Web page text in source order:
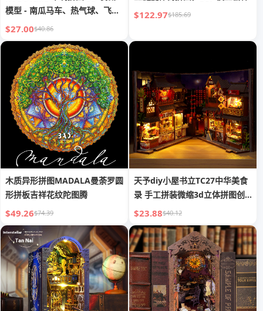
模型 - 南瓜马车、热气球、飞
艇、留声机
$27.00$40.86
$122.97$185.69
木质异形拼图MADALA曼荼罗圆
形拼板吉祥花纹陀图腾
$49.26$74.39
天予diy小屋书立TC27中华美食
录 手工拼装微缩3d立体拼图创
意礼物
$23.88$40.12